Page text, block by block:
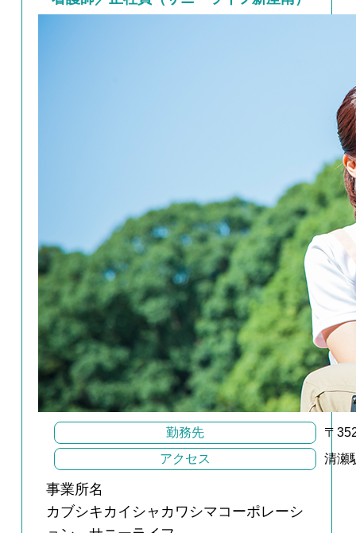
勤務先
〒
アクセス
清瀬
事業所名
カブシキカイシャカワシマコーポレーシ